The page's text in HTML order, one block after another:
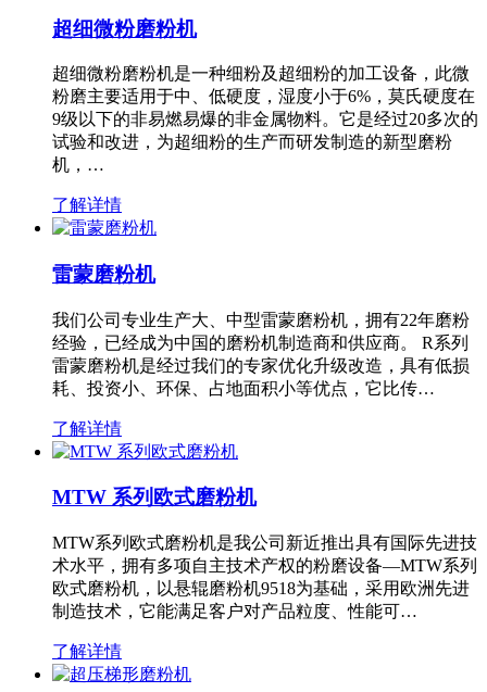
超细微粉磨粉机
超细微粉磨粉机是一种细粉及超细粉的加工设备，此微
粉磨主要适用于中、低硬度，湿度小于6%，莫氏硬度在
9级以下的非易燃易爆的非金属物料。它是经过20多次的
试验和改进，为超细粉的生产而研发制造的新型磨粉
机，…
了解详情
雷蒙磨粉机
我们公司专业生产大、中型雷蒙磨粉机，拥有22年磨粉
经验，已经成为中国的磨粉机制造商和供应商。 R系列
雷蒙磨粉机是经过我们的专家优化升级改造，具有低损
耗、投资小、环保、占地面积小等优点，它比传…
了解详情
MTW 系列欧式磨粉机
MTW系列欧式磨粉机是我公司新近推出具有国际先进技
术水平，拥有多项自主技术产权的粉磨设备—MTW系列
欧式磨粉机，以悬辊磨粉机9518为基础，采用欧洲先进
制造技术，它能满足客户对产品粒度、性能可…
了解详情